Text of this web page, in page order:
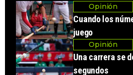
Opinión
Cuando los
juego
Opinión
Una carrera se
segundos